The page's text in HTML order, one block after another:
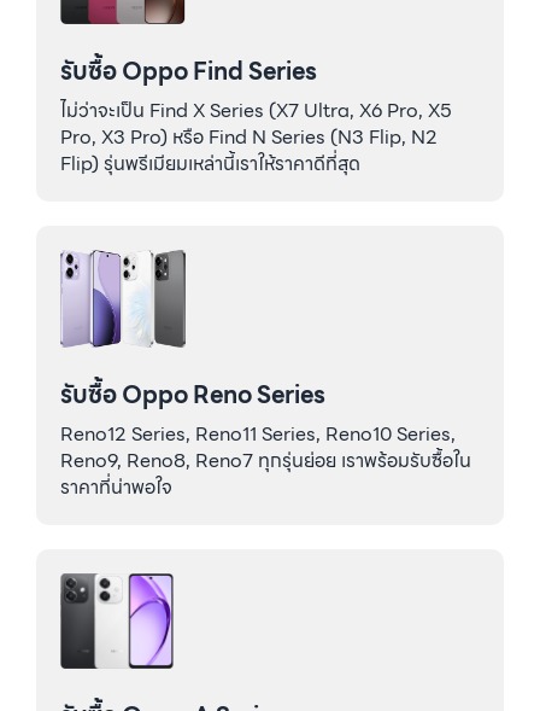
รับซื้อ Oppo Find Series
ไม่ว่าจะเป็น Find X Series (X7 Ultra, X6 Pro, X5
Pro, X3 Pro) หรือ Find N Series (N3 Flip, N2
Flip) รุ่นพรีเมียมเหล่านี้เราให้ราคาดีที่สุด
รับซื้อ Oppo Reno Series
Reno12 Series, Reno11 Series, Reno10 Series,
Reno9, Reno8, Reno7 ทุกรุ่นย่อย เราพร้อมรับซื้อใน
ราคาที่น่าพอใจ